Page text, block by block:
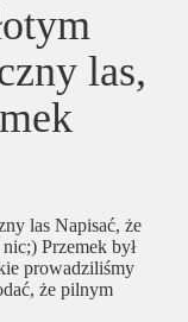
las,
las Napisać, że
Przemek był
prowadziliśmy
że pilnym